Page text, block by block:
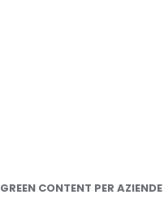
GREEN CONTENT PER AZIENDE